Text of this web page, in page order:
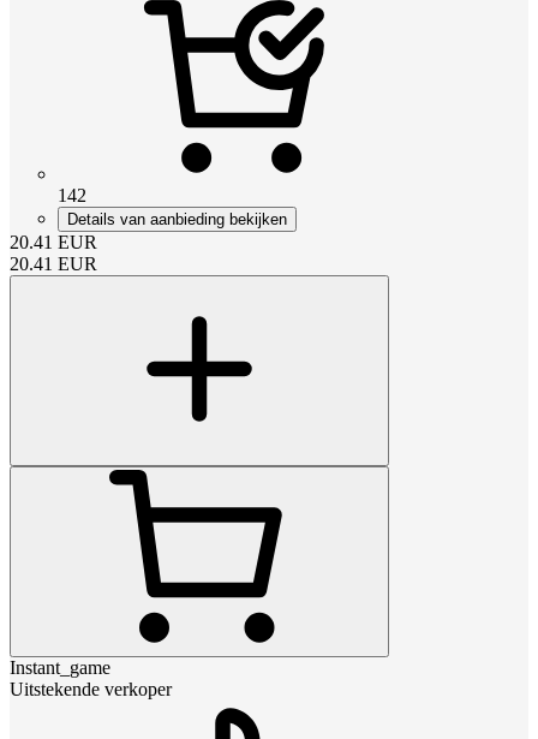
142
Details van aanbieding bekijken
20.41 EUR
20.41 EUR
Instant_game
Uitstekende verkoper